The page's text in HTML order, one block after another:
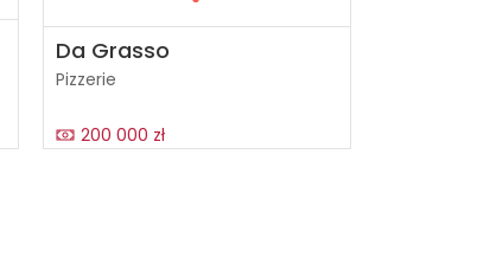
Da Grasso
Pizzerie
200 000 zł